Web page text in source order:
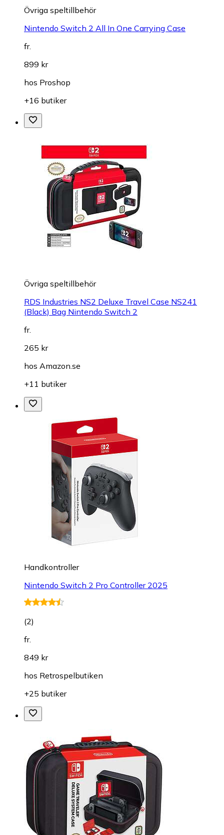
Övriga speltillbehör
Nintendo Switch 2 All In One Carrying Case
fr.
899 kr
hos Proshop
+16 butiker
Övriga speltillbehör
RDS Industries NS2 Deluxe Travel Case NS241
(Black) Bag Nintendo Switch 2
fr.
265 kr
hos Amazon.se
+11 butiker
Handkontroller
Nintendo Switch 2 Pro Controller 2025
(2)
fr.
849 kr
hos Retrospelbutiken
+25 butiker